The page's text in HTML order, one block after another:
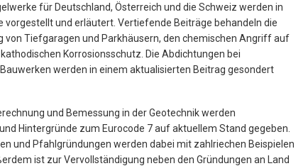
für Deutschland, Österreich und die Schweiz werden in
vorgestellt und erläutert. Vertiefende Beiträge behandeln die
von Tiefgaragen und Parkhäusern, den chemischen Angriff auf
Korrosionsschutz. Die Abdichtungen bei
werden in einem aktualisierten Beitrag gesondert
und Bemessung in der Geotechnik werden
Hintergründe zum Eurocode 7 auf aktuellem Stand gegeben.
und Pfahlgründungen werden dabei mit zahlriechen Beispielen
ist zur Vervollständigung neben den Gründungen an Land